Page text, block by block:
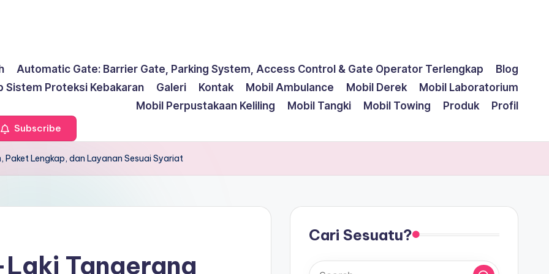
Automatic Gate: Barrier Gate, Parking System, Access Control & Gate Operator Terlengkap
Blog
Sistem Proteksi Kebakaran
Galeri Kontak Mobil Ambulance Mobil Derek
Mobil Laboratorium
Mobil Perpustakaan Keliling
Mobil Tangki Mobil Towing Produk
Profil
Subscribe
Lengkap, dan Layanan Sesuai Syariat
Tangerang
Cari Sesuatu?